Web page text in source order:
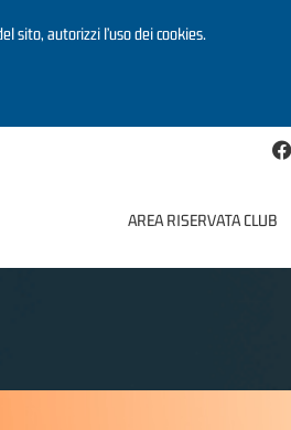
sito, autorizzi l’uso dei cookies.
AREA RISERVATA CLUB